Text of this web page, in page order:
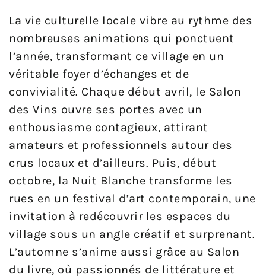
La vie culturelle locale vibre au rythme des
nombreuses animations qui ponctuent
l’année, transformant ce village en un
véritable foyer d’échanges et de
convivialité. Chaque début avril, le Salon
des Vins ouvre ses portes avec un
enthousiasme contagieux, attirant
amateurs et professionnels autour des
crus locaux et d’ailleurs. Puis, début
octobre, la Nuit Blanche transforme les
rues en un festival d’art contemporain, une
invitation à redécouvrir les espaces du
village sous un angle créatif et surprenant.
L’automne s’anime aussi grâce au Salon
du livre, où passionnés de littérature et